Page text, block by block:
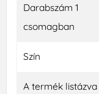
Darabszám 1
csomagban
Szín
A termék listázva